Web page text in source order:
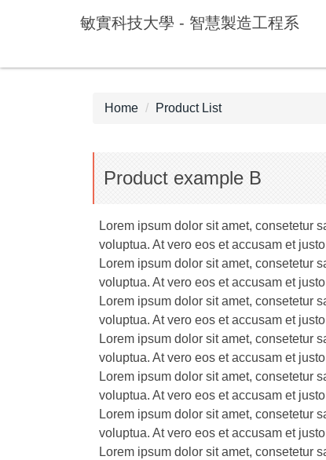
main
敏實科技大學 - 智慧製造工程系
Home Product List
Product example B
Lorem ipsum dolor sit amet, consetetur
voluptua. At vero eos et accusam et
Lorem ipsum dolor sit amet, consetetur
voluptua. At vero eos et accusam et
Lorem ipsum dolor sit amet, consetetur
voluptua. At vero eos et accusam et
Lorem ipsum dolor sit amet, consetetur
voluptua. At vero eos et accusam et
Lorem ipsum dolor sit amet, consetetur
voluptua. At vero eos et accusam et
Lorem ipsum dolor sit amet, consetetur
voluptua. At vero eos et accusam et
Lorem ipsum dolor sit amet, consetetur